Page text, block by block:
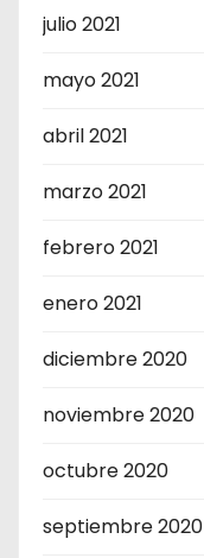
julio 2021
mayo 2021
abril 2021
marzo 2021
febrero 2021
enero 2021
diciembre 2020
noviembre 2020
octubre 2020
septiembre 2020